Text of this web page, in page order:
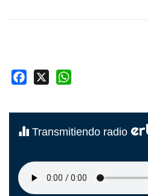
Facebook
Transmitiendo radio